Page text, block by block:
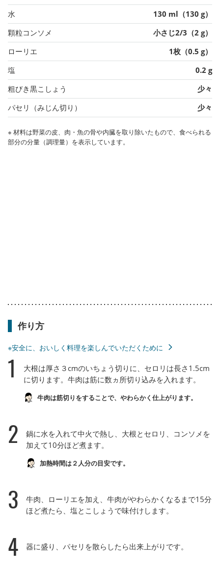
水
130 ml（130 g）
顆粒コンソメ
小さじ2/3（2 g）
ローリエ
1枚（0.5 g）
塩
0.2 g
粗びき黒こしょう
少々
パセリ（みじん切り）
少々
※ 材料は野菜の皮、肉・魚の骨や内臓を取り除いたもので、食べられる
部分の分量（調理量）を表示しています。
作り方
※安全に、おいしく料理を楽しんでいただくために
1
大根は厚さ３cmのいちょう切りに、セロリは長さ1.5cm
に切ります。牛肉は筋に数ヵ所切り込みを入れます。
牛肉は筋切りをすることで、やわらかく仕上がります。
2
鍋に水を入れて中火で熱し、大根とセロリ、コンソメを
加えて10分ほど煮ます。
加熱時間は２人分の目安です。
3
牛肉、ローリエを加え、牛肉がやわらかくなるまで15分
ほど煮たら、塩とこしょうで味付けします。
4 器に盛り、パセリを散らしたら出来上がりです。